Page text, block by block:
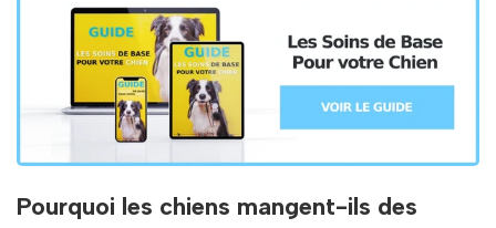
Pourquoi les chiens mangent-ils des